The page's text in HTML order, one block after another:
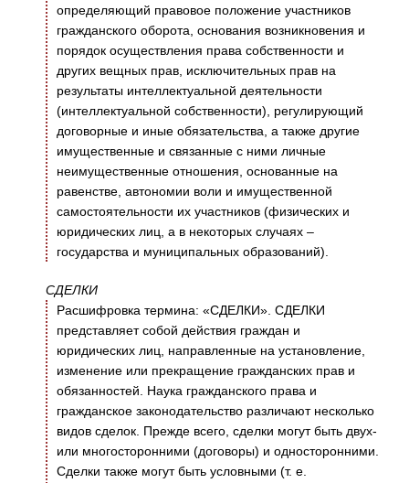
определяющий правовое положение участников
гражданского оборота, основания возникновения и
порядок осуществления права собственности и
других вещных прав, исключительных прав на
результаты интеллектуальной деятельности
(интеллектуальной собственности), регулирующий
договорные и иные обязательства, а также другие
имущественные и связанные с ними личные
неимущественные отношения, основанные на
равенстве, автономии воли и имущественной
самостоятельности их участников (физических и
юридических лиц, а в некоторых случаях –
государства и муниципальных образований).
СДЕЛКИ
Расшифровка термина: «СДЕЛКИ». СДЕЛКИ
представляет собой действия граждан и
юридических лиц, направленные на установление,
изменение или прекращение гражданских прав и
обязанностей. Наука гражданского права и
гражданское законодательство различают несколько
видов сделок. Прежде всего, сделки могут быть двух-
или многосторонними (договоры) и односторонними.
Сделки также могут быть условными (т. е.